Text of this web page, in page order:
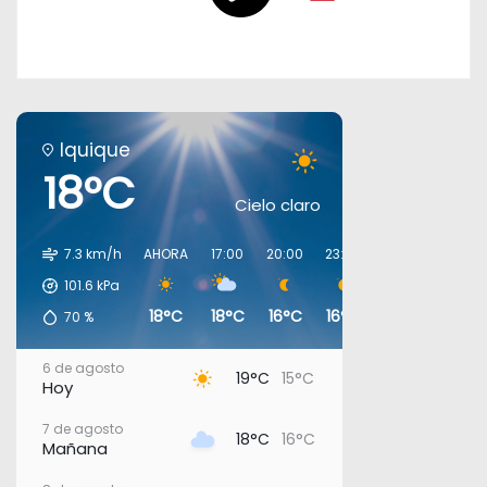
Iquique
18°C Cielo claro
7.3 km/h
101.6 kPa
70 %
AHORA
18°C
17:00
18°C
20:00
16°C
23:00
16°C
6 de agosto
Hoy 19°C 15°C
7 de agosto
Mañana 18°C 16°C